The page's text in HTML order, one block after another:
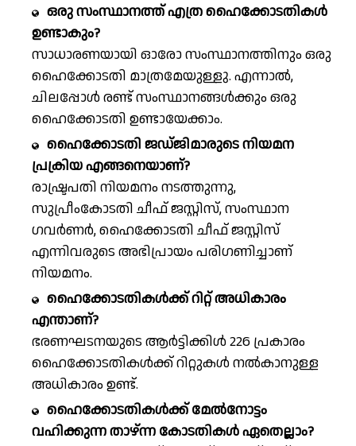
ഒരു സംസ്ഥാനത്ത് എത്ര ഹൈക്കോടതികൾ
ഉണ്ടാകും?
സാധാരണയായി ഓരോ സംസ്ഥാനത്തിനും ഒരു
ഹൈക്കോടതി മാത്രമേയുള്ളു. എന്നാൽ,
ചിലപ്പോൾ രണ്ട് സംസ്ഥാനങ്ങൾക്കും ഒരു
ഹൈക്കോടതി ഉണ്ടായേക്കാം.
ഹൈക്കോടതി ജഡ്ജിമാരുടെ നിയമന
പ്രക്രിയ എങ്ങനെയാണ്?
രാഷ്ട്രപതി നിയമനം നടത്തുന്നു,
സുപ്രീംകോടതി ചീഫ് ജസ്റ്റിസ്, സംസ്ഥാന
ഗവർണർ, ഹൈക്കോടതി ചീഫ് ജസ്റ്റിസ്
എന്നിവരുടെ അഭിപ്രായം പരിഗണിച്ചാണ്
നിയമനം.
ഹൈക്കോടതികൾക്ക് റിറ്റ് അധികാരം
എന്താണ്?
ഭരണഘടനയുടെ ആർട്ടിക്കിൾ 226 പ്രകാരം
ഹൈക്കോടതികൾക്ക് റിറ്റുകൾ നൽകാനുള്ള
അധികാരം ഉണ്ട്.
ഹൈക്കോടതികൾക്ക് മേൽനോട്ടം
വഹിക്കുന്ന താഴ്ന്ന കോടതികൾ ഏതെല്ലാം?